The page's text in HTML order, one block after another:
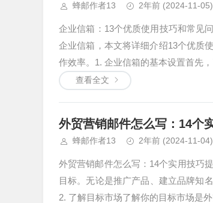
蜂邮作者13 2年前 (2024-11-05)
企业信箱：13个优质使用技巧和常见
企业信箱，本文将详细介绍13个优质
作效率。1. 企业信箱的基本设置首先
查看全文
外贸营销邮件怎么写：14个
蜂邮作者13 2年前 (2024-11-04)
外贸营销邮件怎么写：14个实用技巧
目标。无论是推广产品、建立品牌知
2. 了解目标市场了解你的目标市场是